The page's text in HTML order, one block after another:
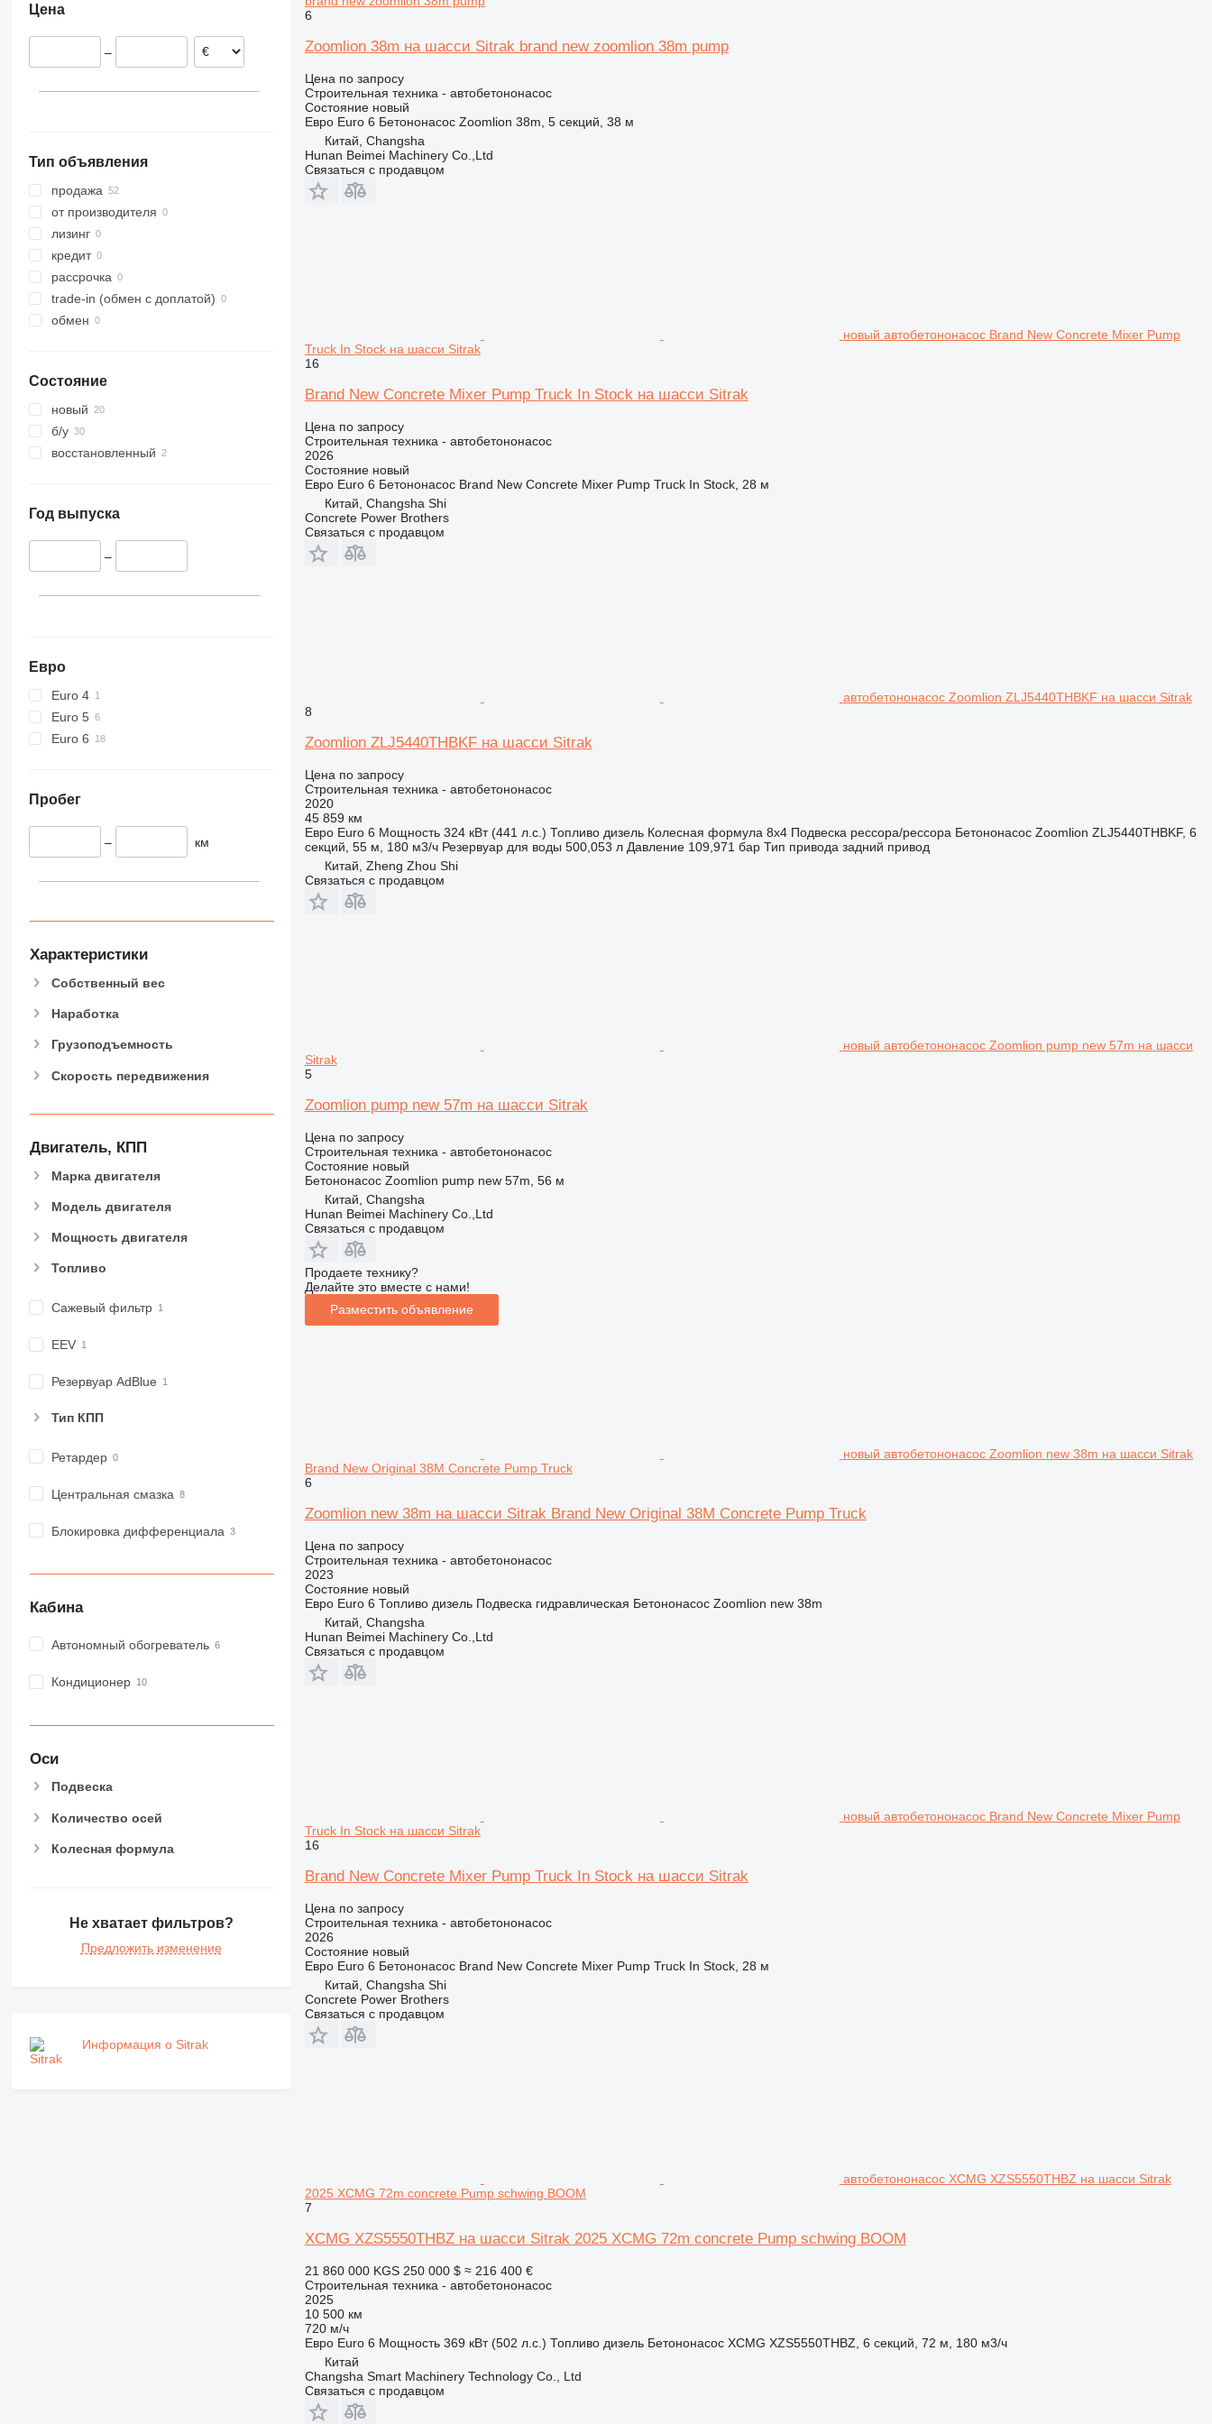
314
320
321
322
323
324
325
326
329
340
345
349
350
390
424
906
910
914
924
928
930
938
953
955
963
973
980
988
990
AP
CS
E-series
GC
MH
PM
437
8026
8030
8035
CT
JS
JZ
NXT
S-Series
Vibromax
4069
XS
Цена
–
Тип объявления
продажа
от производителя
лизинг
кредит
рассрочка
trade-in (обмен с доплатой)
обмен
Состояние
новый
б/у
восстановленный
Год выпуска
–
Евро
Euro 4
Euro 5
Euro 6
Пробег
– км
Характеристики
Собственный вес
Наработка
Грузоподъемность
Скорость передвижения
Двигатель, КПП
Марка двигателя
Модель двигателя
Мощность двигателя
Топливо
Сажевый фильтр
EEV
Резервуар AdBlue
Тип КПП
Ретардер
Центральная смазка
Блокировка дифференциала
Кабина
Автономный обогреватель
Кондиционер
Оси
Подвеска
Количество осей
Колесная формула
Не хватает фильтров?
Предложить изменение
Информация о Sitrak
6
Zoomlion 38m на шасси Sitrak brand new zoomlion 38m pump
Цена по запросу
Строительная техника - автобетононасос
Состояниеновый
Евро Euro 6 Бетононасос Zoomlion 38m, 5 секций, 38 м
Китай, Changsha
Hunan Beimei Machinery Co.,Ltd
Связаться с продавцом
новый автобетононасос Brand New Concrete Mixer Pump
Truck In Stock на шасси Sitrak
16
Brand New Concrete Mixer Pump Truck In Stock на шасси Sitrak
Цена по запросу
Строительная техника - автобетононасос
2026
Состояниеновый
Евро Euro 6 Бетононасос Brand New Concrete Mixer Pump Truck In Stock, 28 м
Китай, Changsha Shi
Concrete Power Brothers
Связаться с продавцом
автобетононасос Zoomlion ZLJ5440THBKF на шасси Sitrak
8
Zoomlion ZLJ5440THBKF на шасси Sitrak
Цена по запросу
Строительная техника - автобетононасос
2020
45 859 км
Евро Euro 6 Мощность 324 кВт (441 л.с.) Топливо дизель Колесная формула 8x4 Подвеска рессора/рессора Бетононасос Zoomlion ZLJ5440THBKF, 6
секций, 55 м, 180 м3/ч Резервуар для воды 500,053 л Давление 109,971 бар Тип привода задний привод
Китай, Zheng Zhou Shi
Связаться с продавцом
новый автобетононасос Zoomlion pump new 57m на шасси
Sitrak
5
Zoomlion pump new 57m на шасси Sitrak
Цена по запросу
Строительная техника - автобетононасос
Состояниеновый
Бетононасос Zoomlion pump new 57m, 56 м
Китай, Changsha
Hunan Beimei Machinery Co.,Ltd
Связаться с продавцом
Продаете технику?
Делайте это вместе с нами!
Разместить объявление
новый автобетононасос Zoomlion new 38m на шасси Sitrak
Brand New Original 38M Concrete Pump Truck
6
Zoomlion new 38m на шасси Sitrak Brand New Original 38M Concrete Pump Truck
Цена по запросу
Строительная техника - автобетононасос
2023
Состояниеновый
Евро Euro 6 Топливо дизель Подвеска гидравлическая Бетононасос Zoomlion new 38m
Китай, Changsha
Hunan Beimei Machinery Co.,Ltd
Связаться с продавцом
новый автобетононасос Brand New Concrete Mixer Pump
Truck In Stock на шасси Sitrak
16
Brand New Concrete Mixer Pump Truck In Stock на шасси Sitrak
Цена по запросу
Строительная техника - автобетононасос
2026
Состояниеновый
Евро Euro 6 Бетононасос Brand New Concrete Mixer Pump Truck In Stock, 28 м
Китай, Changsha Shi
Concrete Power Brothers
Связаться с продавцом
автобетононасос XCMG XZS5550THBZ на шасси Sitrak
2025 XCMG 72m concrete Pump schwing BOOM
7
XCMG XZS5550THBZ на шасси Sitrak 2025 XCMG 72m concrete Pump schwing BOOM
21 860 000 KGS 250 000 $ ≈ 216 400 €
Строительная техника - автобетононасос
2025
10 500 км
720 м/ч
Евро Euro 6 Мощность 369 кВт (502 л.с.) Топливо дизель Бетононасос XCMG XZS5550THBZ, 6 секций, 72 м, 180 м3/ч
Китай
Changsha Smart Machinery Technology Co., Ltd
Связаться с продавцом